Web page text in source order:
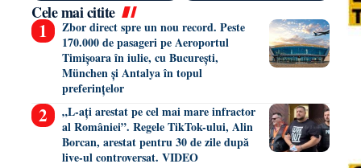
Cele mai citite
Zbor direct spre un nou record. Peste
170.000 de pasageri pe Aeroportul
Timișoara în iulie, cu București,
München și Antalya în topul
preferințelor
„L-ați arestat pe cel mai mare infractor
al României”. Regele TikTok-ului, Alin
Borcan, arestat pentru 30 de zile după
live-ul controversat. VIDEO